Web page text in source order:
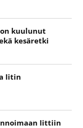
kuulunut
kesäretki
Iitin
Iittiin